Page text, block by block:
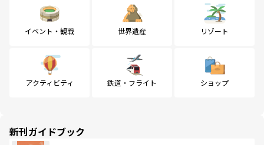
イベント・観戦 世界遺産 リゾート
アクティビティ 鉄道・フライト ショップ
新刊ガイドブック